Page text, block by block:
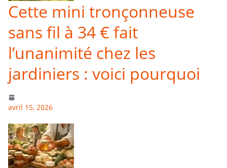
Cette mini tronçonneuse
sans fil à 34 € fait
l’unanimité chez les
jardiniers : voici pourquoi
avril 15, 2026